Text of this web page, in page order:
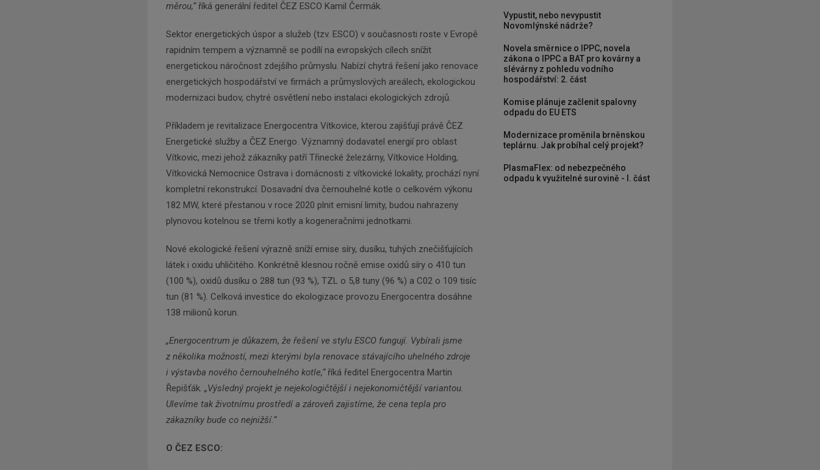
měrou,“říká generální ředitel ČEZ ESCO Kamil Čermák.
Sektor energetických úspor a služeb (tzv. ESCO) v současnosti roste v Evropě
rapidním tempem a významně se podílí na evropských cílech snížit
energetickou náročnost zdejšího průmyslu. Nabízí chytrá řešení jako renovace
energetických hospodářství ve firmách a průmyslových areálech, ekologickou
modernizaci budov, chytré osvětlení nebo instalaci ekologických zdrojů.
Příkladem je revitalizace Energocentra Vítkovice, kterou zajišťují právě ČEZ
Energetické služby a ČEZ Energo. Významný dodavatel energií pro oblast
Vítkovic, mezi jehož zákazníky patří Třinecké železárny, Vítkovice Holding,
Vítkovická Nemocnice Ostrava i domácnosti z vítkovické lokality, prochází nyní
kompletní rekonstrukcí. Dosavadní dva černouhelné kotle o celkovém výkonu
182 MW, které přestanou v roce 2020 plnit emisní limity, budou nahrazeny
plynovou kotelnou se třemi kotly a kogeneračními jednotkami.
Nové ekologické řešení výrazně sníží emise síry, dusíku, tuhých znečišťujících
látek i oxidu uhličitého. Konkrétně klesnou ročně emise oxidů síry o 410 tun
(100 %), oxidů dusíku o 288 tun (93 %), TZL o 5,8 tuny (96 %) a C02 o 109 tisíc
tun (81 %). Celková investice do ekologizace provozu Energocentra dosáhne
138 milionů korun.
„Energocentrum je důkazem, že řešení ve stylu ESCO fungují. Vybírali jsme
z několika možností, mezi kterými byla renovace stávajícího uhelného zdroje
i výstavba nového černouhelného kotle,“říká ředitel Energocentra Martin
Řepišťák. „Výsledný projekt je nejekologičtější i nejekonomičtější variantou.
Ulevíme tak životnímu prostředí a zároveň zajistíme, že cena tepla pro
zákazníky bude co nejnižší.“
O ČEZ ESCO:
Vypustit, nebo nevypustit
Novomlýnské nádrže?
Novela směrnice o IPPC, novela
zákona o IPPC a BAT pro kovárny a
slévárny z pohledu vodního
hospodářství: 2. část
Komise plánuje začlenit spalovny
odpadu do EU ETS
Modernizace proměnila brněnskou
teplárnu. Jak probíhal celý projekt?
PlasmaFlex: od nebezpečného
odpadu k využitelné surovině - I. část
Newsletter
Zadejte váš email a my Vám budeme zasílat ty
nejdůležitější informace, maximálně 1x týdně.